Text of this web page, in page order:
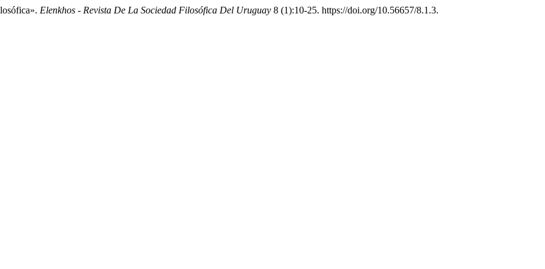
Elenkhos - Revista De La Sociedad Filosófica Del Uruguay 8 (1):10-25. https://doi.org/10.56657/8.1.3.